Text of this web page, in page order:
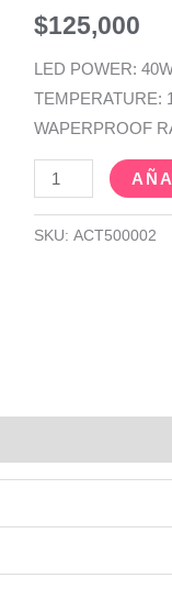
$125,000
LED POWER:
TEMPERATURE:
WAPERPROOF
SKU: ACT500002